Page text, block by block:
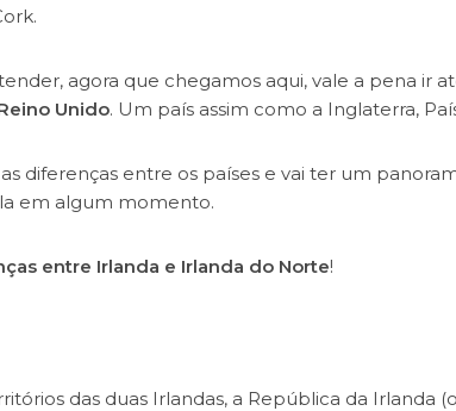
agora que chegamos aqui, vale a pena ir
Unido. Um país assim como a Inglaterra,
diferenças entre os países e vai ter um
em algum momento.
entre Irlanda e Irlanda do Norte!
das duas Irlandas, a República da Irlanda